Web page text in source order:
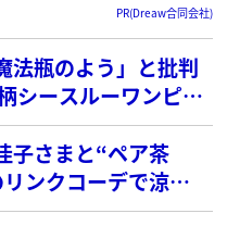
PR(Dreaw合同会社)
法瓶のよう」と批判
シースルーワンピ」
選ばれた「深い理
子さまと“ペア茶
ンクコーデで涼や